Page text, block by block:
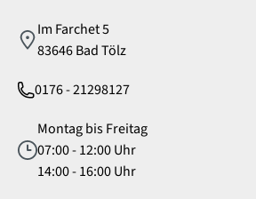
Im Farchet 5
83646 Bad Tölz
0176 - 21298127
Montag bis Freitag
07:00 - 12:00 Uhr
14:00 - 16:00 Uhr